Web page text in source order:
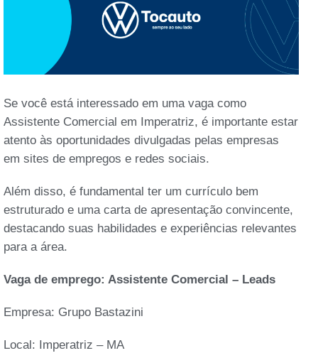
Se você está interessado em uma vaga como
Assistente Comercial em Imperatriz, é importante estar
atento às oportunidades divulgadas pelas empresas
em sites de empregos e redes sociais.
Além disso, é fundamental ter um currículo bem
estruturado e uma carta de apresentação convincente,
destacando suas habilidades e experiências relevantes
para a área.
Vaga de emprego: Assistente Comercial – Leads
Empresa: Grupo Bastazini
Local: Imperatriz – MA